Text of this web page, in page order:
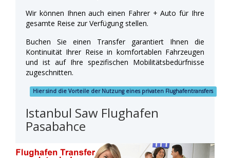
Wir können Ihnen auch einen Fahrer + Auto für Ihre
gesamte Reise zur Verfügung stellen.
Buchen Sie einen Transfer garantiert Ihnen die
Kontinuität Ihrer Reise in komfortablen Fahrzeugen
und ist auf Ihre spezifischen Mobilitätsbedürfnisse
zugeschnitten.
Hier sind die Vorteile der Nutzung eines privaten Flughafentransfers
Istanbul Saw Flughafen
Pasabahce